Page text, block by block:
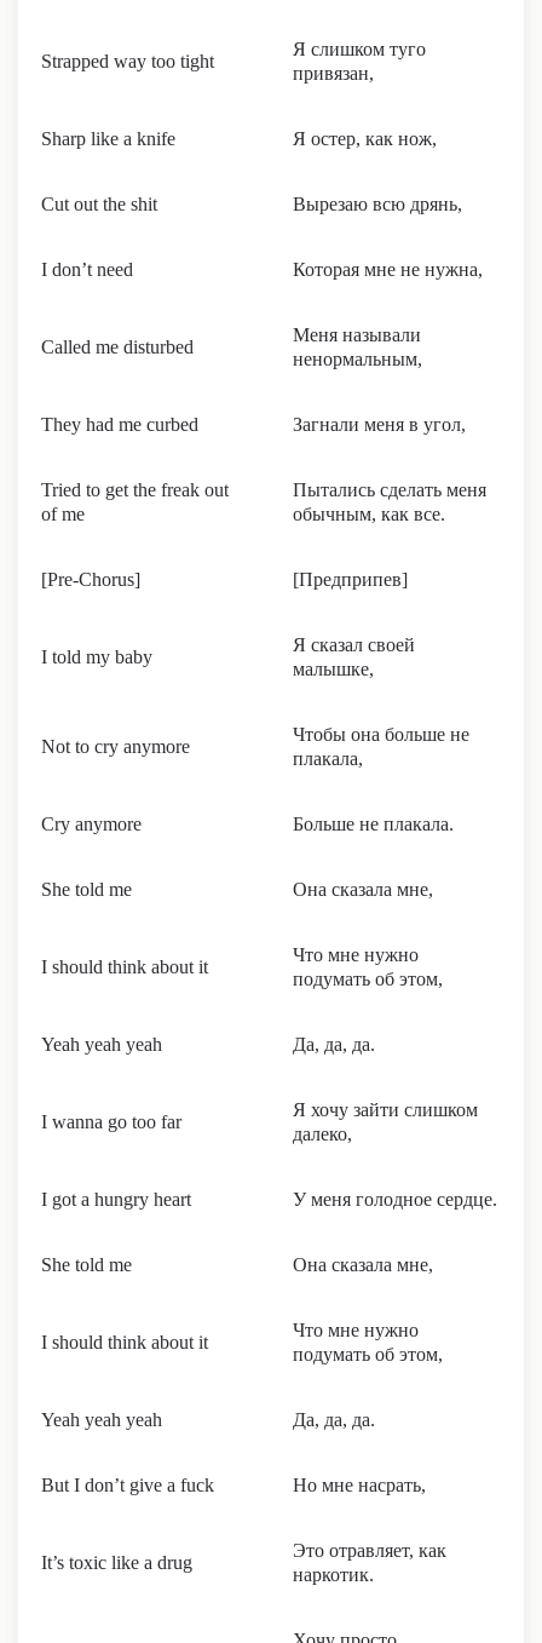
Strapped way too tight
Я слишком туго
привязан,
Sharp like a knife Я остер, как нож,
Cut out the shit Вырезаю всю дрянь,
I don’t need Которая мне не нужна,
Called me disturbed
Меня называли
ненормальным,
They had me curbed Загнали меня в угол,
Tried to get the freak out
of me
Пытались сделать меня
обычным, как все.
[Pre-Chorus] [Предприпев]
I told my baby
Я сказал своей
малышке,
Not to cry anymore
Чтобы она больше не
плакала,
Cry anymore Больше не плакала.
She told me Она сказала мне,
I should think about it
Что мне нужно
подумать об этом,
Yeah yeah yeah Да, да, да.
I wanna go too far
Я хочу зайти слишком
далеко,
I got a hungry heart У меня голодное сердце.
She told me Она сказала мне,
I should think about it
Что мне нужно
подумать об этом,
Yeah yeah yeah Да, да, да.
But I don’t give a fuck Но мне насрать,
It’s toxic like a drug
Это отравляет, как
наркотик.